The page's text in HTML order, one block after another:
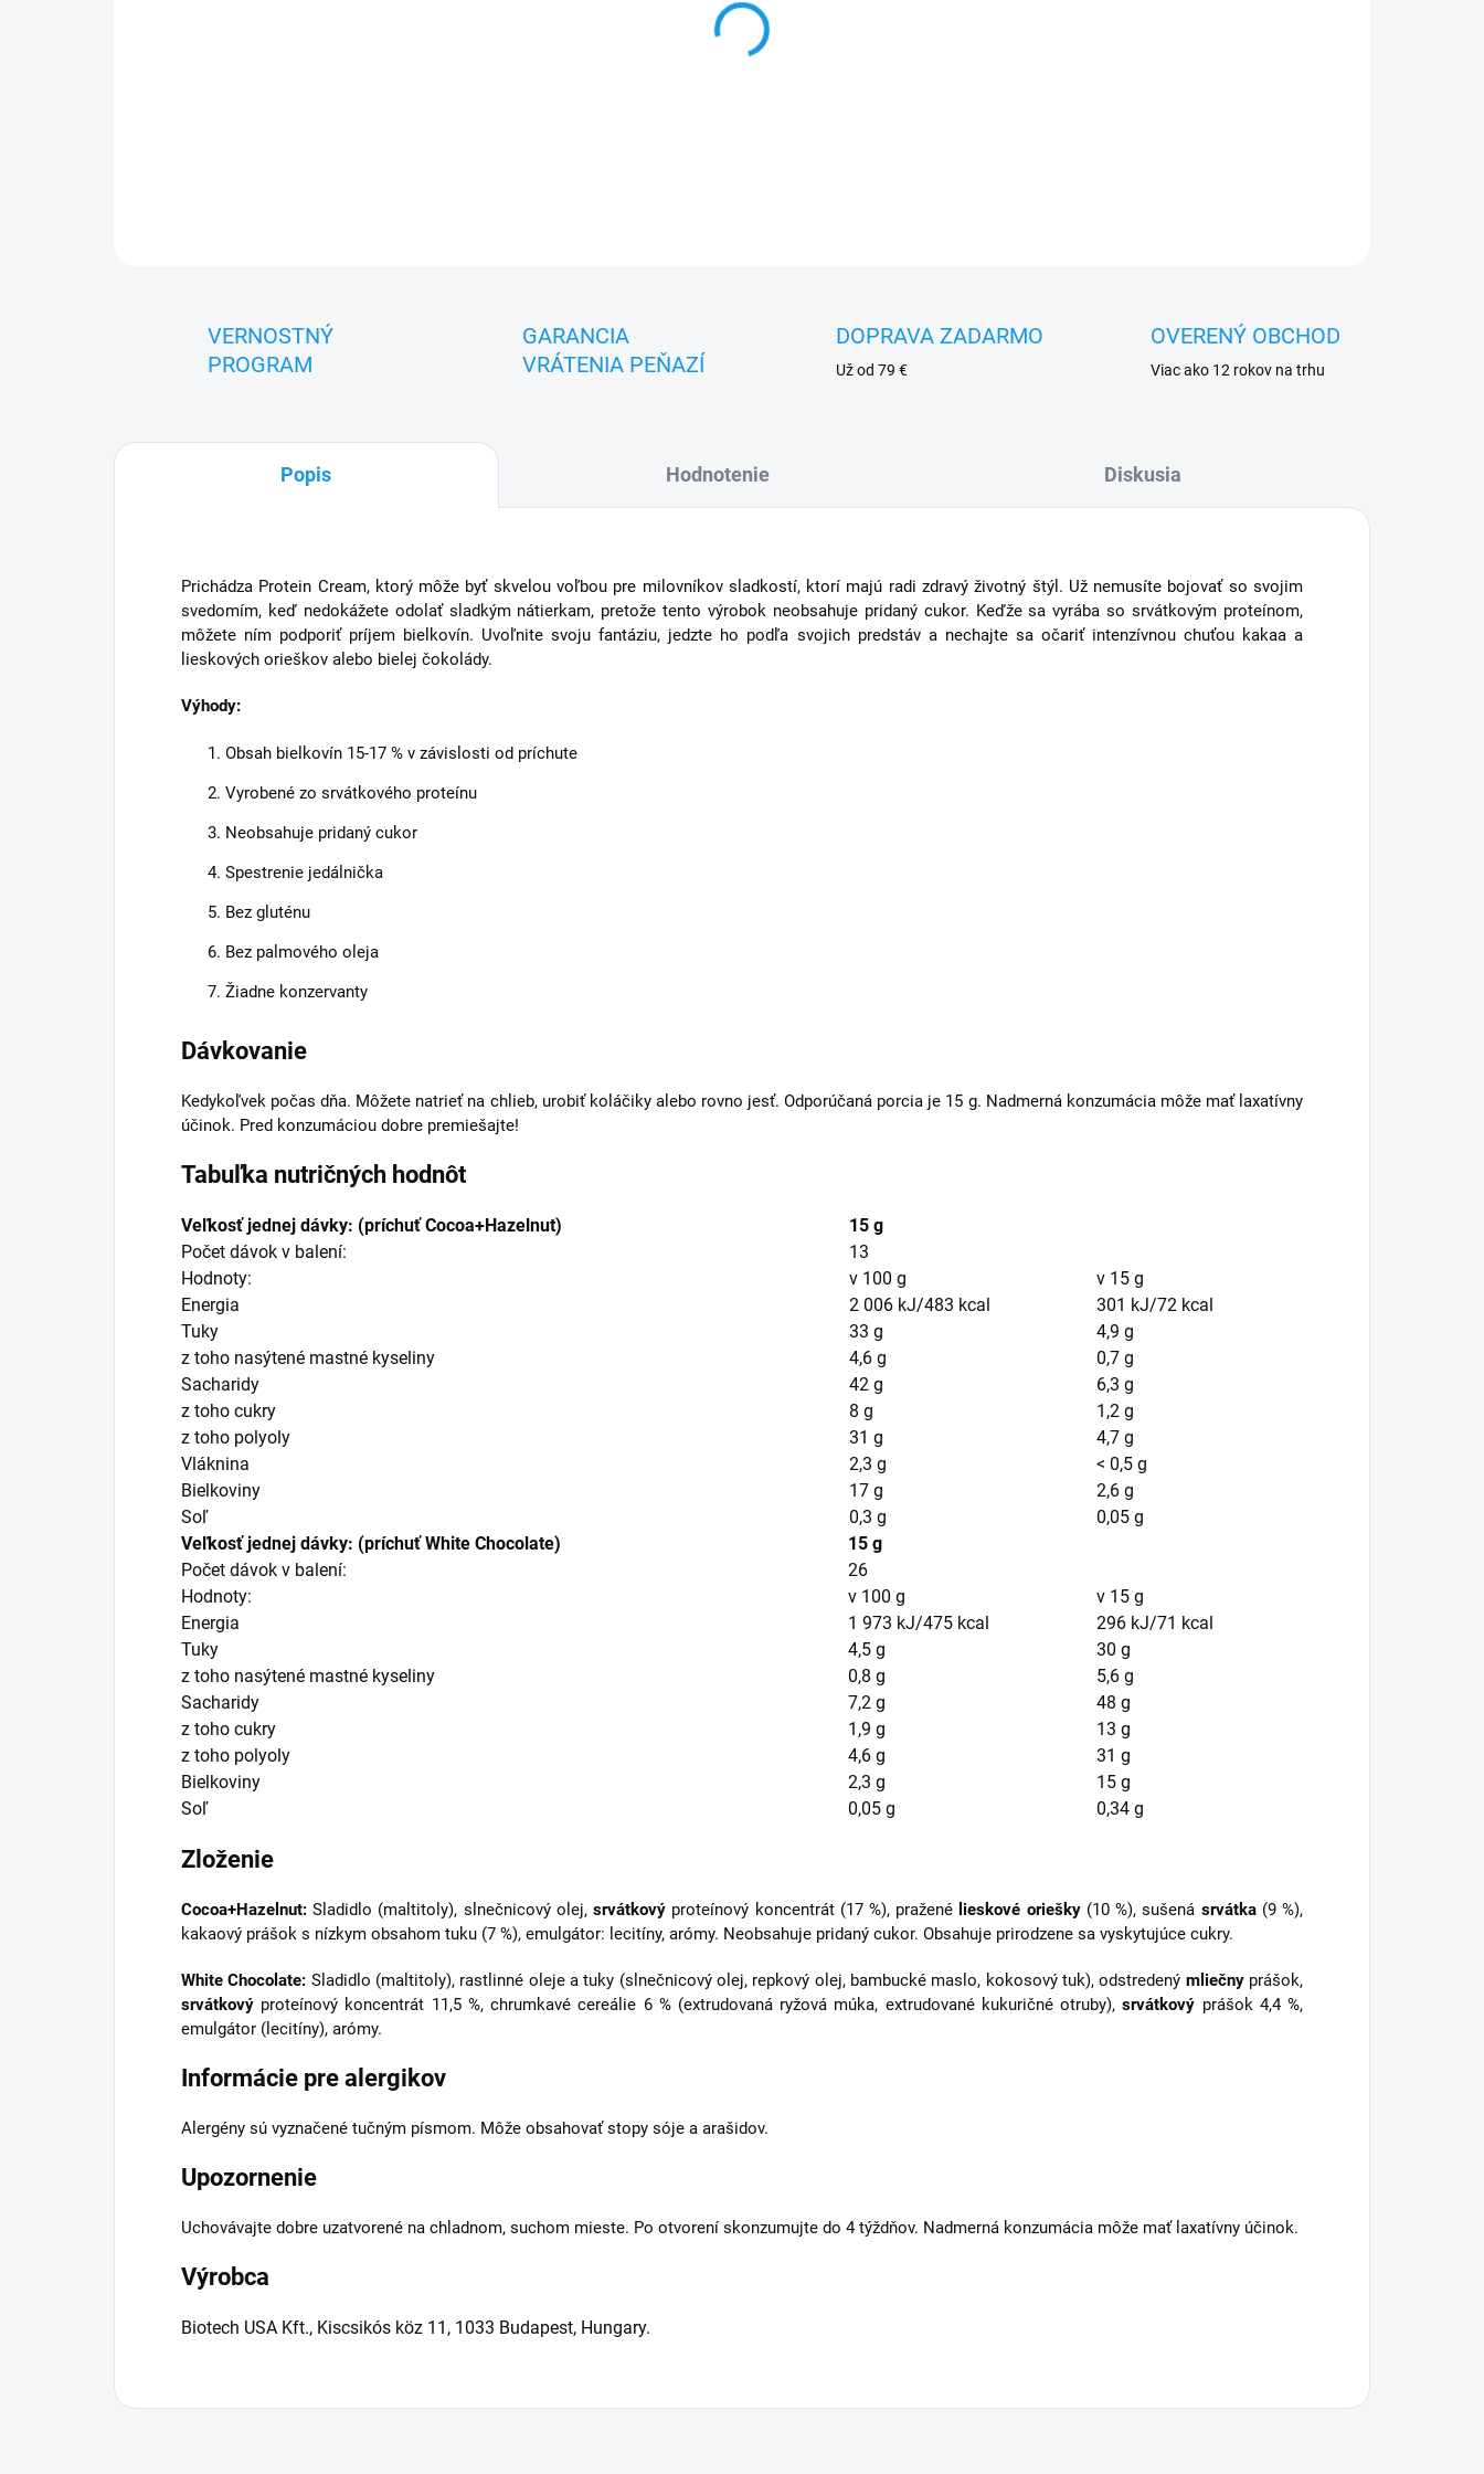
VERNOSTNÝ
PROGRAM
GARANCIA
VRÁTENIA PEŇAZÍ
DOPRAVA ZADARMO
Už od 79 €
OVERENÝ OBCHOD
Viac ako 12 rokov na trhu
Popis Hodnotenie Diskusia
Prichádza Protein Cream, ktorý môže byť skvelou voľbou pre milovníkov sladkostí, ktorí majú radi zdravý životný štýl. Už nemusíte bojovať so svojim
svedomím, keď nedokážete odolať sladkým nátierkam, pretože tento výrobok neobsahuje pridaný cukor. Keďže sa vyrába so srvátkovým proteínom,
môžete ním podporiť príjem bielkovín. Uvoľnite svoju fantáziu, jedzte ho podľa svojich predstáv a nechajte sa očariť intenzívnou chuťou kakaa a
lieskových orieškov alebo bielej čokolády.
Výhody:
Obsah bielkovín 15-17 % v závislosti od príchute
Vyrobené zo srvátkového proteínu
Neobsahuje pridaný cukor
Spestrenie jedálnička
Bez gluténu
Bez palmového oleja
Žiadne konzervanty
Dávkovanie
Kedykoľvek počas dňa. Môžete natrieť na chlieb, urobiť koláčiky alebo rovno jesť. Odporúčaná porcia je 15 g. Nadmerná konzumácia môže mať laxatívny
účinok. Pred konzumáciou dobre premiešajte!
Tabuľka nutričných hodnôt
Veľkosť jednej dávky: (príchuť Cocoa+Hazelnut)
15 g
Počet dávok v balení:
13
Hodnoty:
v 100 g
v 15 g
Energia
2 006 kJ/483 kcal
301 kJ/72 kcal
Tuky
33 g
4,9 g
z toho nasýtené mastné kyseliny
4,6 g
0,7 g
Sacharidy
42 g
6,3 g
z toho cukry
8 g
1,2 g
z toho polyoly
31 g
4,7 g
Vláknina
2,3 g
< 0,5 g
Bielkoviny
17 g
2,6 g
Soľ
0,3 g
0,05 g
Veľkosť jednej dávky: (príchuť White Chocolate)
15 g
Počet dávok v balení:
26
Hodnoty:
v 100 g
v 15 g
Energia
1 973 kJ/475 kcal
296 kJ/71 kcal
Tuky
4,5 g
30 g
z toho nasýtené mastné kyseliny
0,8 g
5,6 g
Sacharidy
7,2 g
48 g
z toho cukry
1,9 g
13 g
z toho polyoly
4,6 g
31 g
Bielkoviny
2,3 g
15 g
Soľ
0,05 g 0,34 g
Zloženie
Cocoa+Hazelnut:Sladidlo (maltitoly), slnečnicový olej,srvátkový proteínový koncentrát (17 %), pražené lieskové oriešky(10 %), sušená srvátka (9 %),
kakaový prášok s nízkym obsahom tuku (7 %), emulgátor: lecitíny, arómy. Neobsahuje pridaný cukor. Obsahuje prirodzene sa vyskytujúce cukry.
White Chocolate: Sladidlo (maltitoly), rastlinné oleje a tuky (slnečnicový olej, repkový olej, bambucké maslo, kokosový tuk), odstredený mliečny prášok,
srvátkový proteínový koncentrát 11,5 %, chrumkavé cereálie 6 % (extrudovaná ryžová múka, extrudované kukuričné otruby),srvátkový prášok 4,4 %,
emulgátor (lecitíny), arómy.
Informácie pre alergikov
Alergény sú vyznačené tučným písmom. Môže obsahovať stopy sóje a arašidov.
Upozornenie
Uchovávajte dobre uzatvorené na chladnom, suchom mieste. Po otvorení skonzumujte do 4 týždňov. Nadmerná konzumácia môže mať laxatívny účinok.
Výrobca
Biotech USA Kft., Kiscsikós köz 11, 1033 Budapest, Hungary.